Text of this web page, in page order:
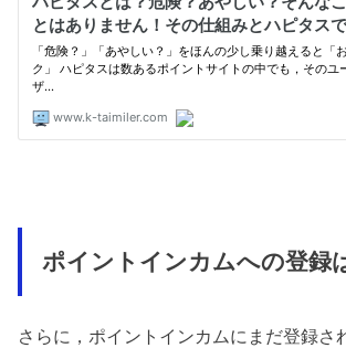
ポイントインカムへの登録
さらに，ポイントインカムにまだ登録さ